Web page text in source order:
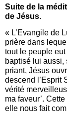
Suite de la
de Jésus.
« L’Evangile de
prière dans
tout le peuple
baptisé lui aussi,
priant, Jésus
descend l’Esprit
vérité
ma faveur’.
elle nous fait